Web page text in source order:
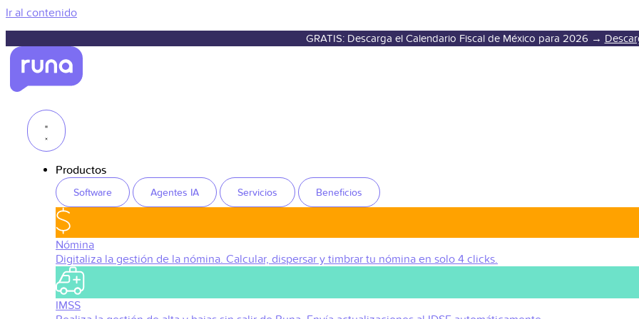
Ir al contenido
GRATIS: Descarga el Calendario Fiscal de México para 2026 →
Productos
Software Agentes IA Servicios Beneficios
Nómina
Digitaliza la gestión de la nómina. Calcular, dispersar y timbrar tu nómina en solo 4 clicks.
IMSS